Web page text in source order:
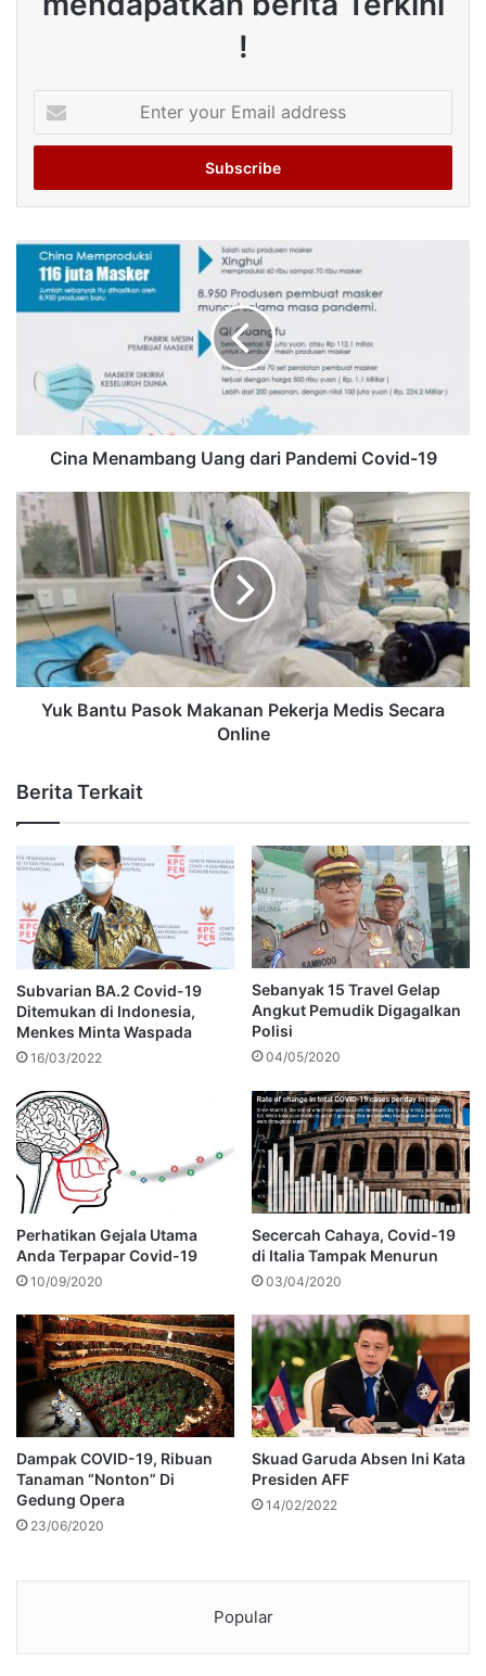
!
your
Email
Cina Menambang Uang dari Pandemi Covid-19
Yuk Bantu Pasok Makanan Pekerja Medis Secara
Online
Berita Terkait
Subvarian BA.2 Covid-19
Ditemukan di Indonesia,
Menkes Minta Waspada
16/03/2022
Sebanyak 15 Travel Gelap
Angkut Pemudik Digagalkan
Polisi
04/05/2020
Perhatikan Gejala Utama
Anda Terpapar Covid-19
10/09/2020
Secercah Cahaya, Covid-19
di Italia Tampak Menurun
03/04/2020
Dampak COVID-19, Ribuan
Tanaman “Nonton” Di
Gedung Opera
23/06/2020
Skuad Garuda Absen Ini Kata
Presiden AFF
14/02/2022
Popular